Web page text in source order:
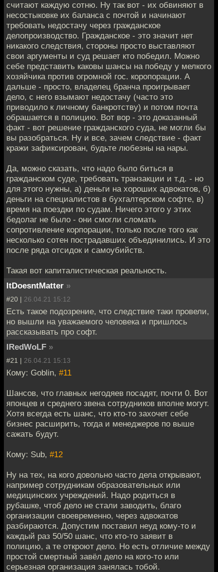
считают каждую сотню. Ну так вот - их обвиняют в
несостыковке их баланса с почтой и начинают
требовать недостачу через гражданское
делопроизводство. Гражданское - это значит нет
никакого следствия, стороны просто выставляют
свои аргументы и суд решает кто победил. Можно
себе представить каковы шансы на победу у мелкого
хозяйчика против огромной гос. коропорации. А
дальше - просто, владелец бранча проигрывает
дело, с него взымают недостачу (часто это
приводило к личному банкротству) и потом почта
обрашается в полицию. Вот вор - это доказанный
факт - вот решение гражданского суда, не могли бы
вы разобраться. Ну и все, зачем следствие - факт
кражи зафиксирован, будьте любезны на нары.
Да, можно сказать, что надо было биться в
гражданском суде, требовать транзакции и т.д. - но
для этого нужны, а) деньги на хороших адвокатов, б)
деньги на специалистов в бухгалтерском софте, в)
время на поездки по судам. Ничего этого у этих
бедолаг не было - они смогли сломать
сопротивление корпорации, только после того как
несколько сотен пострадавших объединились. И это
после ряда отсидок и самоубийств.
Такая вот капиталистическая реальность.
ItDoesntMatter »
#20 | 26.04.21 15:12
Есть такое подозрение, что следствие таки провели,
но вышли на уважаемого человека и пришлось
рассказывать про софт.
IRedWoLF »
#21 | 26.04.21 15:13
Кому: Goblin, #11
Шансов, что главных негодяев посадят, почти 0. Вот
японцев и среднего звена сотрудников вполне могут.
Хотя всегда есть шанс, что кто-то захочет себе
бизнес расширить, тогда и менеджеров по выше
сажать будут.
Кому: Sub, #12
Ну на тех, на кого довольно часто дела открывают,
например сотрудникам образовательных или
медицинских учреждений. Надо родиться в
рубашке, чтоб дело не стали заводить, благо
организации своевременно, через адвокатов
разбираются. Допустим поставил неуд кому-то и
каждый раз 50/50 шанс, что кто-то заявит в
полицию, а те откроют дело. Но есть отличие между
простой смертный завёл дело на кого-то или
серьезная организация занялась тобой.